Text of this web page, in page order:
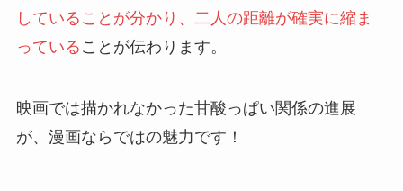
していることが分かり、二人の距離が確実に縮ま
っている ことが伝わります。
映画では描かれなかった甘酸っぱい関係の進展
が、漫画ならではの魅力です！